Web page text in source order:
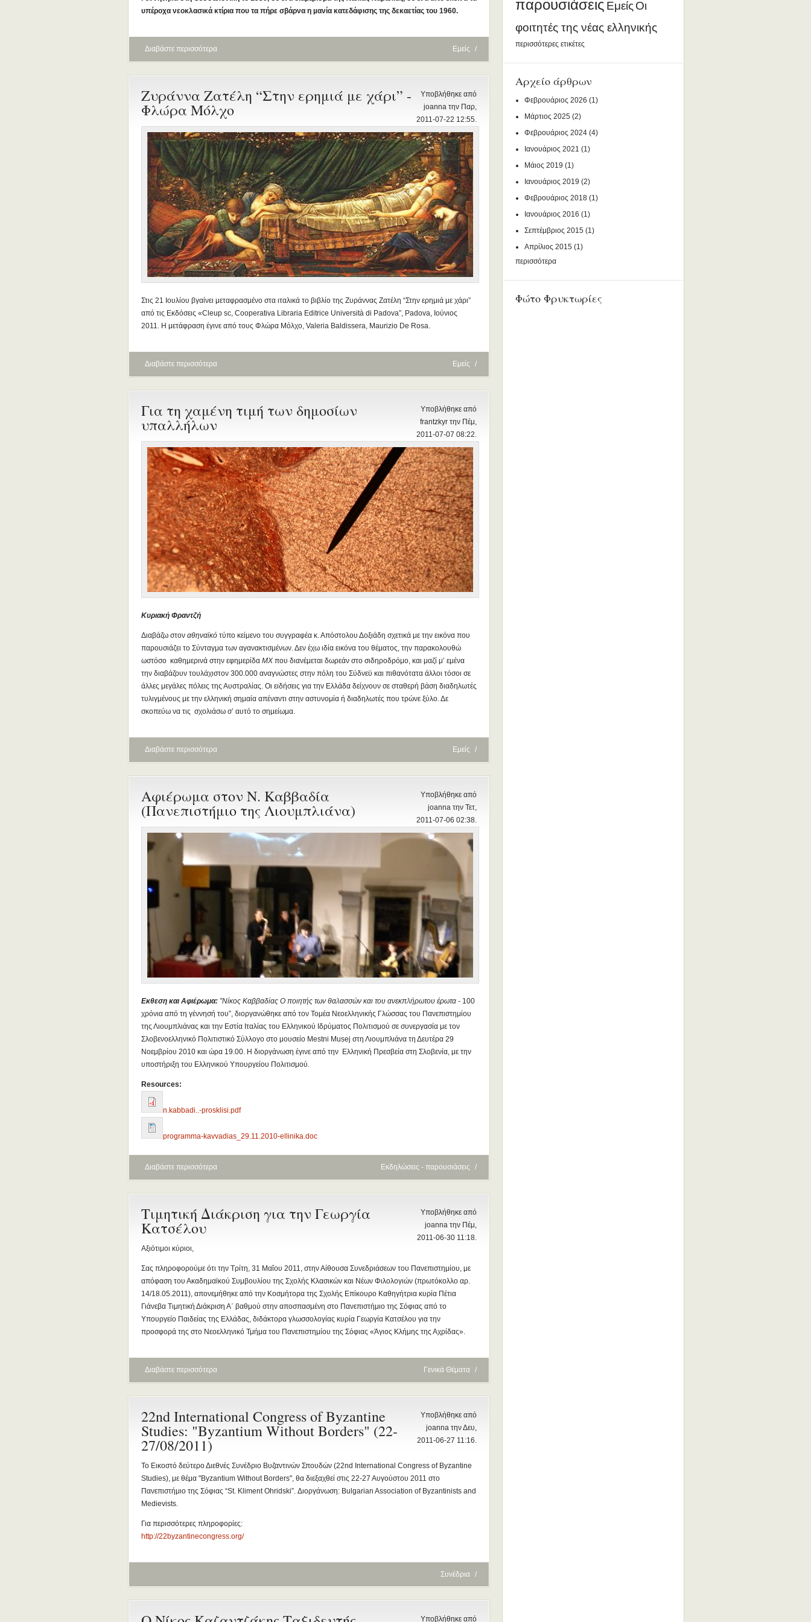
υπέροχα νεοκλασικά κτίρια που τα πήρε σβάρνα η µανία κατεδάφισης της δεκαετίας του 1960.
Εμείς /
Διαβάστε περισσότερα
Υποβλήθηκε από
joanna την Παρ,
2011-07-22 12:55.
Ζυράννα Ζατέλη “Στην ερημιά με χάρι” -
Φλώρα Μόλχο
Στις 21 Ιουλίου βγαίνει μεταφρασμένο στα ιταλικά το βιβλίο της Ζυράννας Ζατέλη “Στην ερημιά με χάρι”
από τις Εκδόσεις «Cleup sc, Cooperativa Libraria Editrice Università di Padova”, Padova, Ιούνιος
2011. Η μετάφραση έγινε από τους Φλώρα Μόλχο, Valeria Baldissera, Maurizio De Rosa.
Εμείς /
Διαβάστε περισσότερα
Υποβλήθηκε από
frantzkyr την Πέμ,
2011-07-07 08:22.
Για τη χαμένη τιμή των δημοσίων
υπαλλήλων
Κυριακή Φραντζή
Διαβάζω στον αθηναϊκό τύπο κείμενο του συγγραφέα κ. Απόστολου Δοξιάδη σχετικά με την εικόνα που
παρουσιάζει το Σύνταγμα των αγανακτισμένων. Δεν έχω ιδία εικόνα του θέματος, την παρακολουθώ
ωστόσο καθημερινά στην εφημερίδα ΜΧ που διανέμεται δωρεάν στο σιδηροδρόμο, και μαζί μ’ εμένα
την διαβάζουν τουλάχιστον 300.000 αναγνώστες στην πόλη του Σύδνεϋ και πιθανότατα άλλοι τόσοι σε
άλλες μεγάλες πόλεις της Αυστραλίας. Οι ειδήσεις για την Ελλάδα δείχνουν σε σταθερή βάση διαδηλωτές
τυλιγμένους με την ελληνική σημαία απέναντι στην αστυνομία ή διαδηλωτές που τρώνε ξύλο. Δε
σκοπεύω να τις σχολιάσω σ’ αυτό το σημείωμα.
Εμείς /
Διαβάστε περισσότερα
Υποβλήθηκε από
joanna την Τετ,
2011-07-06 02:38.
Αφιέρωμα στον Ν. Καββαδία
(Πανεπιστήμιο της Λιουμπλιάνα)
Εκθεση και Αφιέρωμα: ”Νίκος Καββαδίας Ο ποιητής των θαλασσών και του ανεκπλήρωτου έρωτα - 100
χρόνια από τη γέννησή του”, διοργανώθηκε από τον Τομέα Νεοελληνικής Γλώσσας του Πανεπιστημίου
της Λιουμπλιάνας και την Εστία Ιταλίας του Ελληνικού Ιδρύματος Πολιτισμού σε συνεργασία με τον
Σλοβενοελληνικό Πολιτιστικό Σύλλογο στο μουσείο Μestni Μusej στη Λιουμπλιάνα τη Δευτέρα 29
Νοεμβρίου 2010 και ώρα 19.00. Η διοργάνωση έγινε από την Ελληνική Πρεσβεία στη Σλοβενία, με την
υποστήριξη του Ελληνικού Υπουργείου Πολιτισμού.
Resources:
n.kabbadi..-prosklisi.pdf
programma-kavvadias_29.11.2010-ellinika.doc
Εκδηλώσεις - παρουσιάσεις /
Διαβάστε περισσότερα
Υποβλήθηκε από
joanna την Πέμ,
2011-06-30 11:18.
Τιμητική Διάκριση για την Γεωργία
Κατσέλου
Αξιότιμοι κύριοι,
Σας πληροφορούμε ότι την Τρίτη, 31 Μαΐου 2011, στην Αίθουσα Συνεδριάσεων του Πανεπιστημίου, με
απόφαση του Ακαδημαϊκού Συμβουλίου της Σχολής Κλασικών και Νέων Φιλολογιών (πρωτόκολλο αρ.
14/18.05.2011), απονεμήθηκε από την Κοσμήτορα της Σχολής Επίκουρο Καθηγήτρια κυρία Πέτια
Γιάνεβα Τιμητική Διάκριση Α΄ βαθμού στην αποσπασμένη στο Πανεπιστήμιο της Σόφιας από το
Υπουργείο Παιδείας της Ελλάδας, διδάκτορα γλωσσολογίας κυρία Γεωργία Κατσέλου για την
προσφορά της στο Νεοελληνικό Τμήμα του Πανεπιστημίου της Σόφιας «Άγιος Κλήμης της Αχρίδας».
Γενικά Θέματα /
Διαβάστε περισσότερα
Υποβλήθηκε από
joanna την Δευ,
2011-06-27 11:16.
22nd International Congress of Byzantine
Studies: "Byzantium Without Borders" (22-
27/08/2011)
Το Εικοστό δεύτερο Διεθνές Συνέδριο Βυζαντινών Σπουδών (22nd International Congress of Byzantine
Studies), με θέμα "Byzantium Without Borders", θα διεξαχθεί στις 22-27 Αυγούστου 2011 στο
Πανεπιστήμιο της Σόφιας “St. Kliment Ohridski”. Διοργάνωση: Bulgarian Association of Byzantinists and
Medievists.
Για περισσότερες πληροφορίες:
http://22byzantinecongress.org/
Συνέδρια /
Υποβλήθηκε από
παρουσιάσεις Εμείς Οι
φοιτητές της νέας ελληνικής
περισσότερες ετικέτες
Αρχείο άρθρων
Φεβρουάριος 2026 (1)
Μάρτιος 2025 (2)
Φεβρουάριος 2024 (4)
Ιανουάριος 2021 (1)
Μάιος 2019 (1)
Ιανουάριος 2019 (2)
Φεβρουάριος 2018 (1)
Ιανουάριος 2016 (1)
Σεπτέμβριος 2015 (1)
Απρίλιος 2015 (1)
περισσότερα
Φώτο Φρυκτωρίες